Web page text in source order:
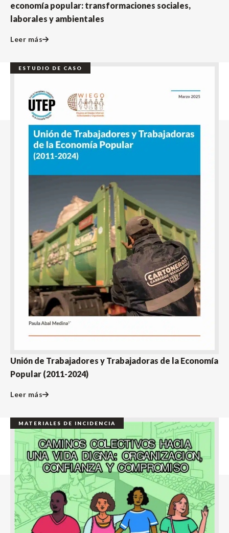
economía popular: transformaciones sociales,
laborales y ambientales
Leer más
ESTUDIO DE CASO
Unión de Trabajadores y Trabajadoras de la Economía
Popular (2011-2024)
Leer más
MATERIALES DE INCIDENCIA